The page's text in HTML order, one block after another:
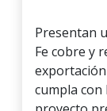
Presentan
Fe cobre y
cumpla con